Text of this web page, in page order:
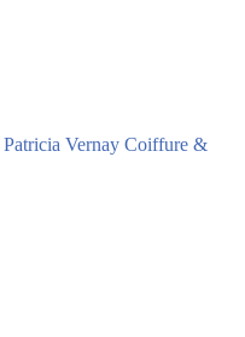
Patricia Vernay Coiffure &